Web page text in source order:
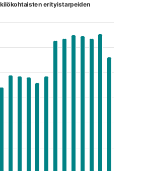
Siirry kuvaajaan sarkaimella ja
erityistarpeiden